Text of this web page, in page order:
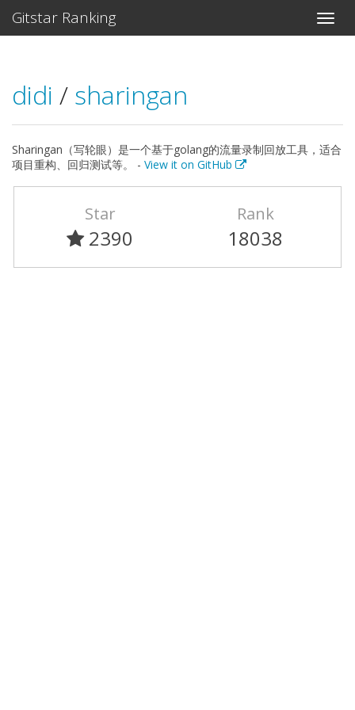
Gitstar Ranking
didi / sharingan
Sharingan（写轮眼）是一个基于golang的流量录制回放工具，适合
项目重构、回归测试等。 - View it on GitHub
Star
2390
Rank
18038